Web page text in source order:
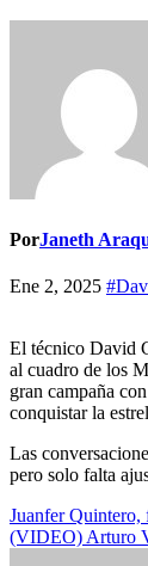
PorJaneth
Ene 2, 2025
El técnico David
al cuadro de los
gran campaña
conquistar la
Las
pero solo falta
de
Juanfer Quintero,
(VIDEO) Arturo